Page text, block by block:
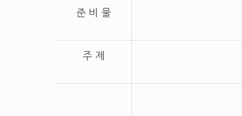
준 비 물
주 제